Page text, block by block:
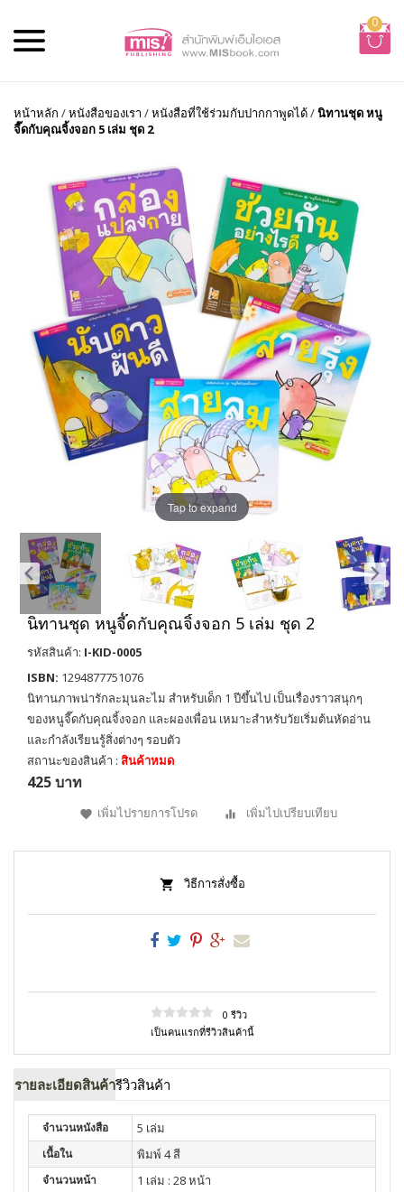
0
หน้าหลัก /หนังสือของเรา /หนังสือที่ใช้ร่วมกับปากกาพูดได้/นิทานชุด หนู
จี๊ดกับคุณจิ้งจอก 5 เล่ม ชุด 2
Tap to expand
นิทานชุด หนูจี๊ดกับคุณจิ้งจอก 5 เล่ม ชุด 2
รหัสสินค้า: I-KID-0005
ISBN: 1294877751076
นิทานภาพน่ารักละมุนละไม สำหรับเด็ก 1 ปีขึ้นไป เป็นเรื่องราวสนุกๆ
ของหนูจี๊ดกับคุณจิ้งจอก และผองเพื่อน เหมาะสำหรับวัยเริ่มต้นหัดอ่าน
และกำลังเรียนรู้สิ่งต่างๆ รอบตัว
สถานะของสินค้า : สินค้าหมด
425 บาท
เพิ่มไปรายการโปรด เพิ่มไปเปรียบเทียบ
วิธีการสั่งซื้อ
0 รีวิว
เป็นคนแรกที่รีวิวสินค้านี้
รายละเอียดสินค้ารีวิวสินค้า
จำนวนหนังสือ 5 เล่ม
เนื้อใน พิมพ์ 4 สี
จำนวนหน้า 1 เล่ม : 28 หน้า